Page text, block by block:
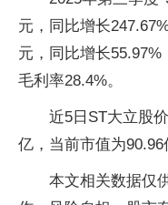
元，同比增长
元，同比增长55.97%
毛利率28.4%。
近5日ST大立股
亿，当前市值为90.96
本文相关数据仅